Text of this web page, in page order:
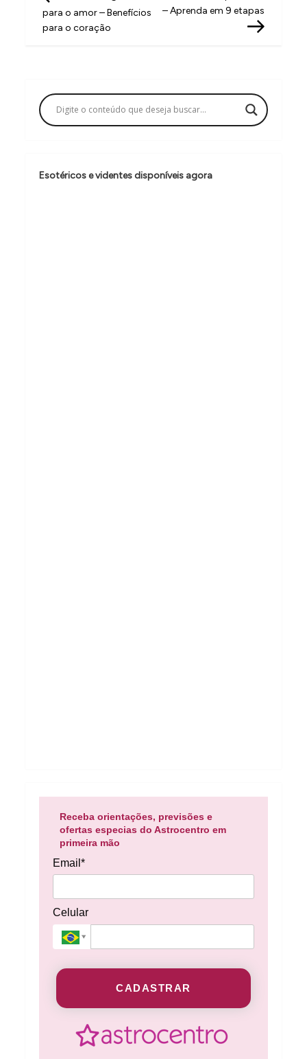
a
v
a
ç
o
d
para o amor – Benefícios
para o coração
– Aprenda em 9 etapas
Esotéricos e videntes disponíveis agora
Receba orientações, previsões e
ofertas especias do Astrocentro em
primeira mão
Email*
Celular
CADASTRAR